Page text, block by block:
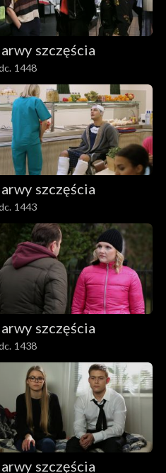
szczęścia
1448
szczęścia
1443
szczęścia
1438
szczęścia